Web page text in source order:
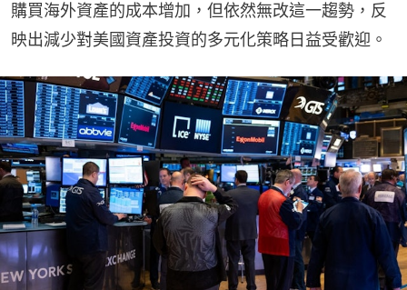
購買海外資產的成本增加，但依然無改這一趨勢，反
映出減少對美國資產投資的多元化策略日益受歡迎。